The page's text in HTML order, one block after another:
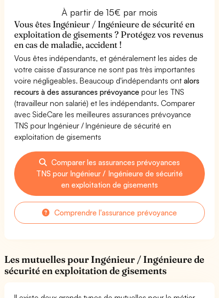
À partir de 15€ par mois
Vous êtes Ingénieur / Ingénieure de sécurité en
exploitation de gisements ? Protégez vos revenus
en cas de maladie, accident !
Vous êtes indépendants, et généralement les aides de
votre caisse d'assurance ne sont pas très importantes
voire négligeables. Beaucoup d'indépendants ontalors
recours à des assurances prévoyance pour les TNS
(travailleur non salarié) et les indépendants. Comparer
avec SideCare les meilleures assurances prévoyance
TNS pour Ingénieur / Ingénieure de sécurité en
exploitation de gisements
Comparer les assurances prévoyances
TNS pour Ingénieur / Ingénieure de sécurité
en exploitation de gisements
Comprendre l'assurance prévoyance
Les mutuelles pour Ingénieur / Ingénieure de
sécurité en exploitation de gisements